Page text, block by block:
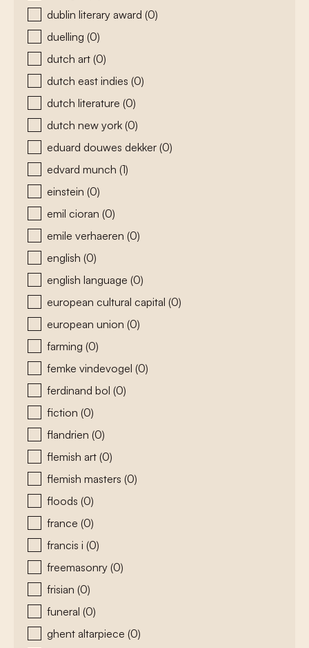
dublin literary award (0)
duelling (0)
dutch art (0)
dutch east indies (0)
dutch literature (0)
dutch new york (0)
eduard douwes dekker (0)
edvard munch (1)
einstein (0)
emil cioran (0)
emile verhaeren (0)
english (0)
english language (0)
european cultural capital (0)
european union (0)
farming (0)
femke vindevogel (0)
ferdinand bol (0)
fiction (0)
flandrien (0)
flemish art (0)
flemish masters (0)
floods (0)
france (0)
francis i (0)
freemasonry (0)
frisian (0)
funeral (0)
ghent altarpiece (0)